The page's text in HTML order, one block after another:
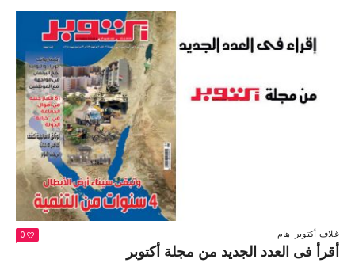
إلى
غلاف أكتوبر هام 0
أقرأ فى العدد الجديد من مجلة أكتوبر